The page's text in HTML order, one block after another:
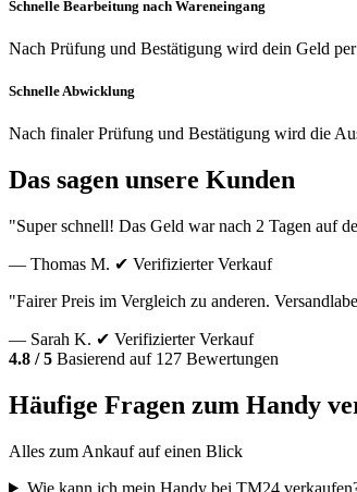
Schnelle Bearbeitung nach Wareneingang
Nach Prüfung und Bestätigung wird dein Geld
Schnelle Abwicklung
Nach finaler Prüfung und Bestätigung wird die
Das sagen unsere Kunden
"Super schnell! Das Geld war nach 2 Tagen auf
— Thomas M. ✔ Verifizierter Verkauf
"Fairer Preis im Vergleich zu anderen.
— Sarah K. ✔ Verifizierter Verkauf
4.8 / 5 Basierend auf 127 Bewertungen
Häufige Fragen zum Handy
Alles zum Ankauf auf einen Blick
Wie kann ich mein Handy bei TM24